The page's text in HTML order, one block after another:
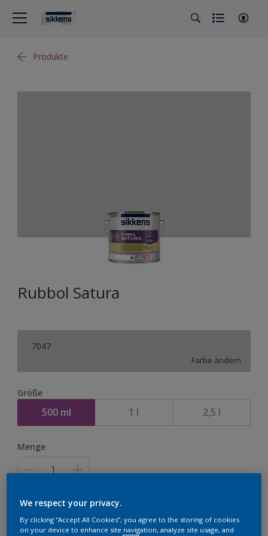
Produkte
Rubbol Satura
7047
Farbe ändern
Größe
500 ml 1 l 2,5 l
Menge
Zur Einkaufsliste hinzufügen
We respect your privacy.
By clicking “Accept All Cookies”, you agree to the storing of cookies
on your device to enhance site navigation, analyze site usage, and